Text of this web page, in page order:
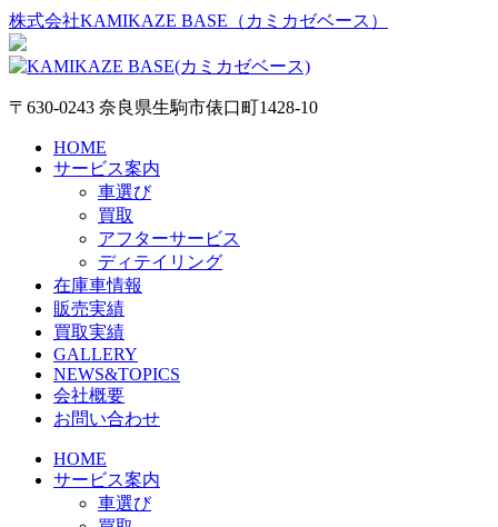
株式会社KAMIKAZE BASE（カミカゼベース）
〒630-0243 奈良県生駒市俵口町1428-10
HOME
サービス案内
車選び
買取
アフターサービス
ディテイリング
在庫車情報
販売実績
買取実績
GALLERY
NEWS&TOPICS
会社概要
お問い合わせ
HOME
サービス案内
車選び